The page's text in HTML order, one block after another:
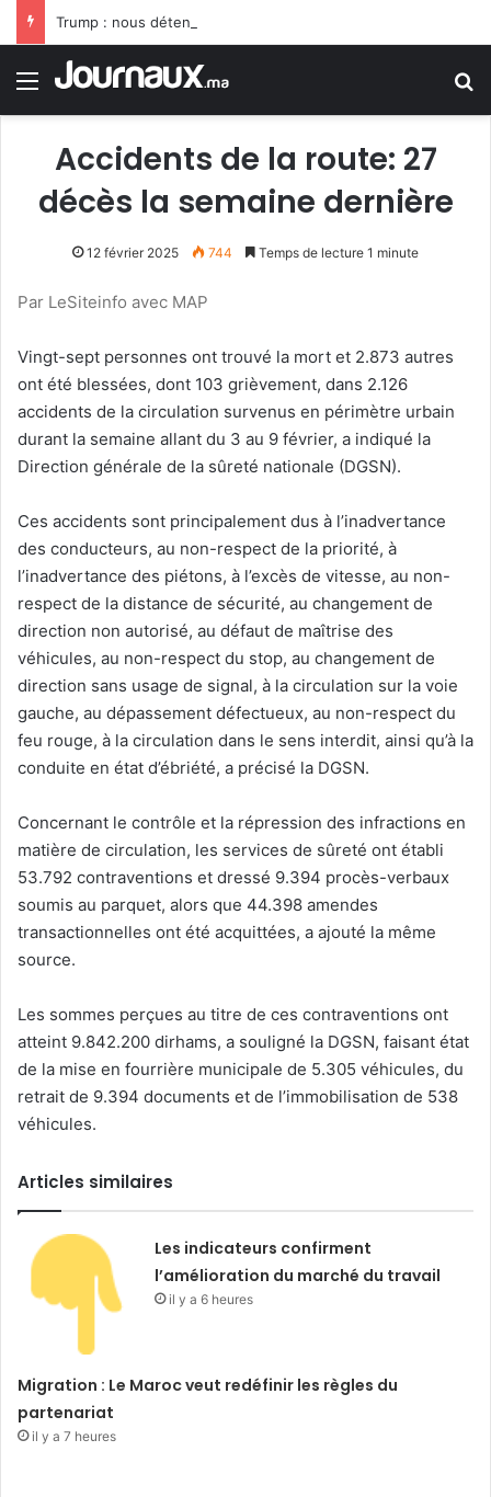
Menu
Accidents de la route: 27
décès la semaine dernière
12 février 2025 744 Temps de lecture 1 minute
Par LeSiteinfo avec MAP
Vingt-sept personnes ont trouvé la mort et 2.873 autres
ont été blessées, dont 103 grièvement, dans 2.126
accidents de la circulation survenus en périmètre urbain
durant la semaine allant du 3 au 9 février, a indiqué la
Direction générale de la sûreté nationale (DGSN).
Ces accidents sont principalement dus à l’inadvertance
des conducteurs, au non-respect de la priorité, à
l’inadvertance des piétons, à l’excès de vitesse, au non-
respect de la distance de sécurité, au changement de
direction non autorisé, au défaut de maîtrise des
véhicules, au non-respect du stop, au changement de
direction sans usage de signal, à la circulation sur la voie
gauche, au dépassement défectueux, au non-respect du
feu rouge, à la circulation dans le sens interdit, ainsi qu’à la
conduite en état d’ébriété, a précisé la DGSN.
Concernant le contrôle et la répression des infractions en
matière de circulation, les services de sûreté ont établi
53.792 contraventions et dressé 9.394 procès-verbaux
soumis au parquet, alors que 44.398 amendes
transactionnelles ont été acquittées, a ajouté la même
source.
Les sommes perçues au titre de ces contraventions ont
atteint 9.842.200 dirhams, a souligné la DGSN, faisant état
de la mise en fourrière municipale de 5.305 véhicules, du
retrait de 9.394 documents et de l’immobilisation de 538
véhicules.
Articles similaires
Les indicateurs confirment
l’amélioration du marché du travail
il y a 6 heures
Migration : Le Maroc veut redéfinir les règles du
partenariat
il y a 7 heures